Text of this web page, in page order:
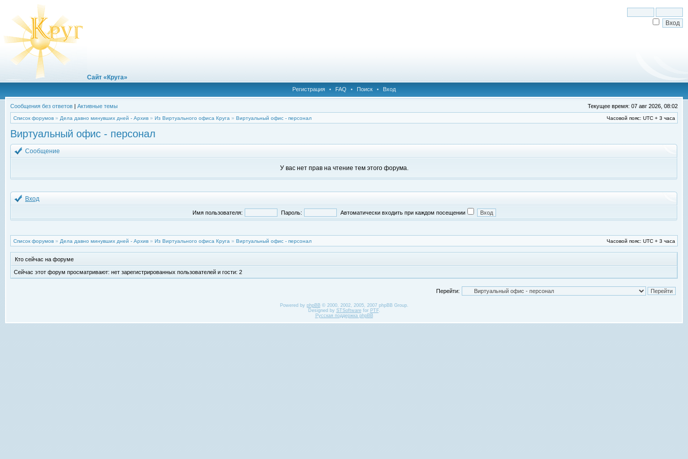
Сайт «Круга»
Регистрация • FAQ • Поиск • Вход
Сообщения без ответов | Активные темы Текущее время: 07 авг 2026, 08:02
Список форумов » Дела давно минувших дней - Архив » Из Виртуального офиса Круга » Виртуальный офис - персонал Часовой пояс: UTC + 3 часа
Виртуальный офис - персонал
Сообщение
У вас нет прав на чтение тем этого форума.
Вход
Имя пользователя: Пароль: Автоматически входить при каждом посещении
Список форумов » Дела давно минувших дней - Архив » Из Виртуального офиса Круга » Виртуальный офис - персонал Часовой пояс: UTC + 3 часа
Кто сейчас на форуме
Сейчас этот форум просматривают: нет зарегистрированных пользователей и гости: 2
Перейти:
Powered by phpBB© 2000, 2002, 2005, 2007 phpBB Group.
Designed by STSoftwarefor PTF.
Русская поддержка phpBB